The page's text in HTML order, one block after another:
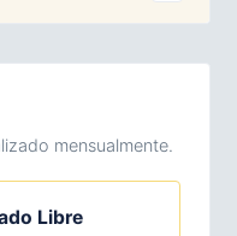
mensualmente.
Libre